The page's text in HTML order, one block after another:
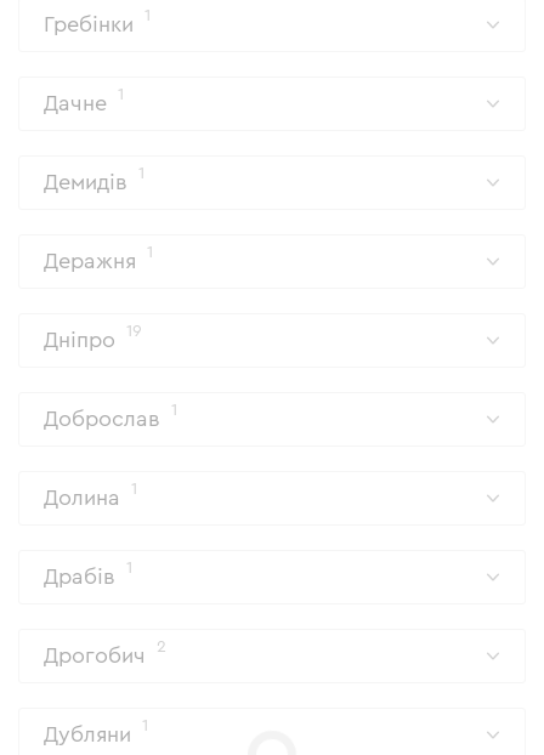
Гребінки 1
Дачне 1
Демидів 1
Деражня 1
Дніпро 19
Доброслав 1
Долина 1
Драбів 1
Дрогобич 2
Дубляни 1